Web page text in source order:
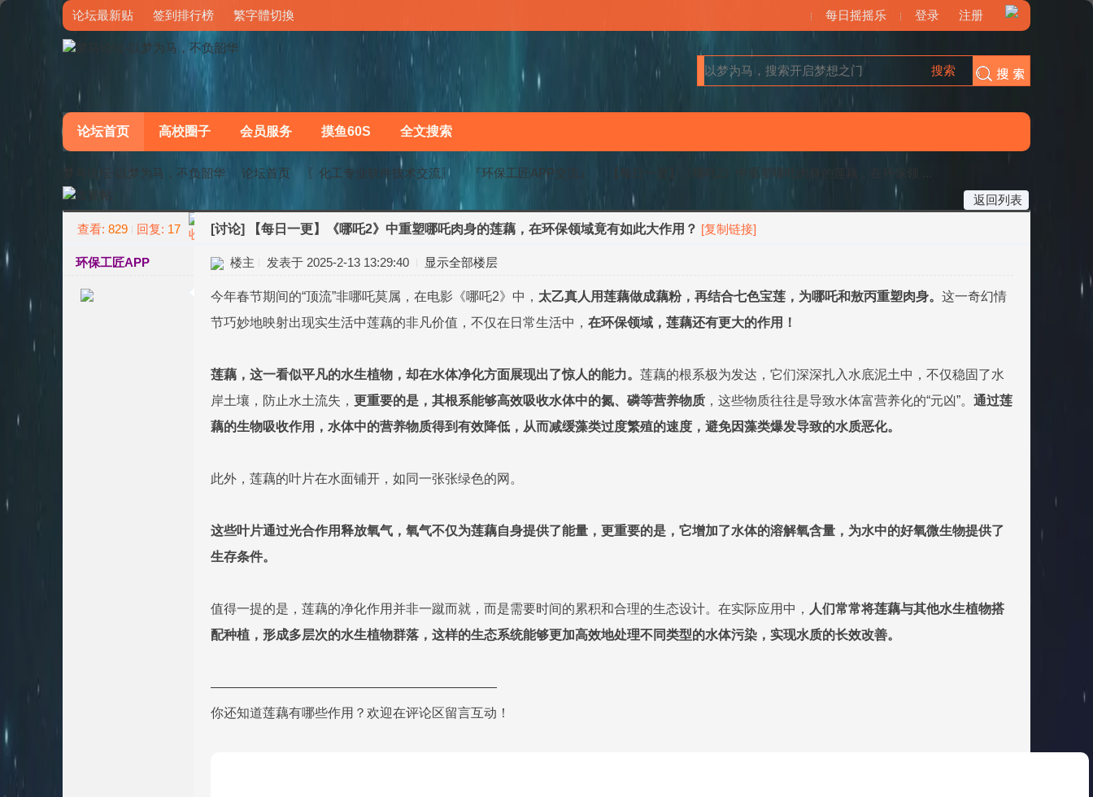
论坛最新贴 签到排行榜 繁字體切換 每日摇摇乐 登录 注册
搜索
论坛首页 高校圈子 会员服务 摸鱼60S 全文搜索
梦马论坛-以梦为马，不负韶华 论坛首页 〖化工专业软件技术交流〗 『环保工匠APP交流』
【每日一更】《哪吒2》中重塑哪吒肉身的莲藕，在环保领 ...
返回列表
查看: 829 回复: 17 [讨论] 【每日一更】《哪吒2》中重塑哪吒肉身的莲藕，在环保领域竟有如此大作用？ [复制链接]
环保工匠APP 楼主 发表于 2025-2-13 13:29:40 显示全部楼层
今年春节期间的“顶流”非哪吒莫属，在电影《哪吒2》中， 太乙真人用莲藕做成藕粉，再结合七色宝莲，为哪吒和敖丙重塑肉身。 这一奇幻情
节巧妙地映射出现实生活中莲藕的非凡价值，不仅在日常生活中， 在环保领域，莲藕还有更大的作用！
莲藕，这一看似平凡的水生植物，却在水体净化方面展现出了惊人的能力。 莲藕的根系极为发达，它们深深扎入水底泥土中，不仅稳固了水
岸土壤，防止水土流失， 更重要的是，其根系能够高效吸收水体中的氮、磷等营养物质 ，这些物质往往是导致水体富营养化的“元凶”。 通过莲
藕的生物吸收作用，水体中的营养物质得到有效降低，从而减缓藻类过度繁殖的速度，避免因藻类爆发导致的水质恶化。
此外，莲藕的叶片在水面铺开，如同一张张绿色的网。
这些叶片通过光合作用释放氧气，氧气不仅为莲藕自身提供了能量，更重要的是，它增加了水体的溶解氧含量，为水中的好氧微生物提供了
生存条件。
值得一提的是，莲藕的净化作用并非一蹴而就，而是需要时间的累积和合理的生态设计。在实际应用中， 人们常常将莲藕与其他水生植物搭
配种植，形成多层次的水生植物群落，这样的生态系统能够更加高效地处理不同类型的水体污染，实现水质的长效改善。
——————————————————————
你还知道莲藕有哪些作用？欢迎在评论区留言互动！